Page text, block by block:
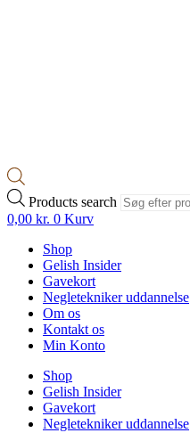
Products search
0,00 kr. 0 Kurv
Shop
Gelish Insider
Gavekort
Negletekniker uddannelse
Om os
Kontakt os
Min Konto
Shop
Gelish Insider
Gavekort
Negletekniker uddannelse